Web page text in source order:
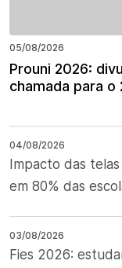
05/08/2026
Prouni 2026:
chamada para o
04/08/2026
Impacto das
em 80% das
03/08/2026
Fies 2026: